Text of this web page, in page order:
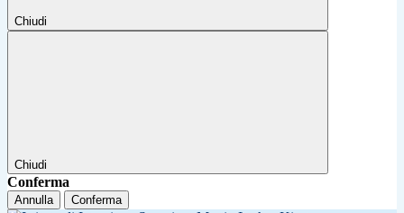
Chiudi
Chiudi
Conferma
Annulla Conferma